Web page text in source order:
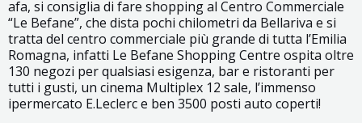
afa, si consiglia di fare shopping al Centro Commerciale
“Le Befane”, che dista pochi chilometri da Bellariva e si
tratta del centro commerciale più grande di tutta l’Emilia
Romagna, infatti Le Befane Shopping Centre ospita oltre
130 negozi per qualsiasi esigenza, bar e ristoranti per
tutti i gusti, un cinema Multiplex 12 sale, l’immenso
ipermercato E.Leclerc e ben 3500 posti auto coperti!